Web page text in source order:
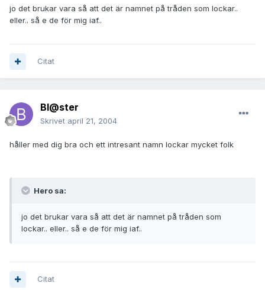
jo det brukar vara så att det är namnet på tråden som lockar..
eller.. så e de för mig iaf..
Citat
Bl@ster
Skrivet april 21, 2004
håller med dig bra och ett intresant namn lockar mycket folk
Hero sa:
jo det brukar vara så att det är namnet på tråden som
lockar.. eller.. så e de för mig iaf..
Citat